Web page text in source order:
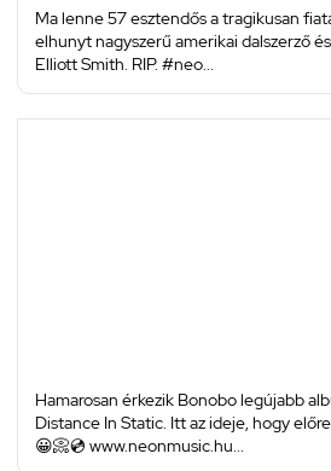
Ma lenne 57 esztendős a tragikusan
elhunyt nagyszerű amerikai dalszerző
Elliott Smith. RIP. #neo...
Hamarosan érkezik Bonobo legújabb
Distance In Static. Itt az ideje, hogy
😀📀💿 www.neonmusic.hu...